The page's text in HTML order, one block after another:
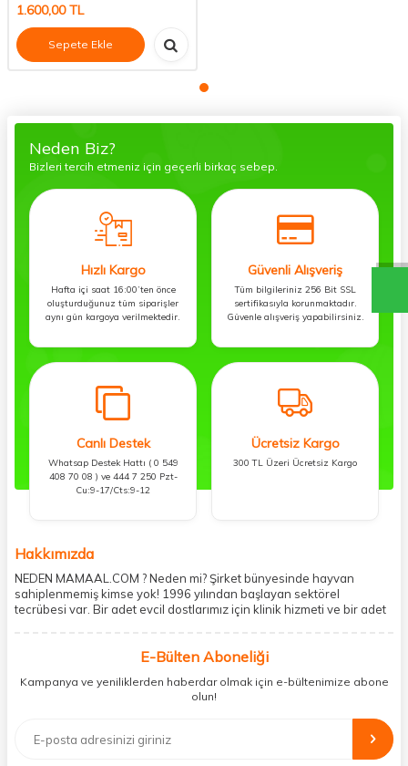
1.600,00TL
Sepete Ekle
Neden Biz?
Bizleri tercih etmeniz için geçerli birkaç sebep.
Hızlı Kargo
Hafta içi saat 16:00’ten önce
oluşturduğunuz tüm siparişler
aynı gün kargoya verilmektedir.
Güvenli Alışveriş
Tüm bilgileriniz 256 Bit SSL
sertifikasıyla korunmaktadır.
Güvenle alışveriş yapabilirsiniz.
Canlı Destek
Whatsap Destek Hattı ( 0 549
408 70 08 ) ve 444 7 250 Pzt-
Cu:9-17/Cts:9-12
Ücretsiz Kargo
300 TL Üzeri Ücretsiz Kargo
Hakkımızda
NEDEN MAMAAL.COM ? Neden mi? Şirket bünyesinde hayvan
sahiplenmemiş kimse yok! 1996 yılından başlayan sektörel
tecrübesi var. Bir adet evcil dostlarımız için klinik hizmeti ve bir adet
mobil şubesi ile tüketicilerine en hızlı ve güvenilir teslimatı garanti
müşterilerini ödeme hususunda imkan sağlamıştır. Sosyal
sorumluluğu kesinlikle es geçmeyerek, mamaal.com üzerinden satışı
yapılan her ürün için sokak hayvanlarına aylık ve düzenli olarak
bağış işlemi gerçekleştirmektedir.
E-Bülten Aboneliği
Kampanya ve yeniliklerden haberdar olmak için e-bültenimize abone
olun!